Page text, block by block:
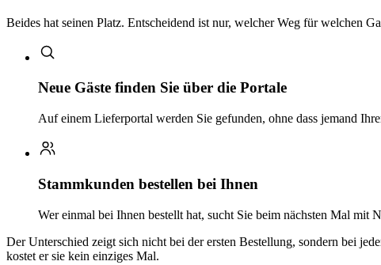
Beides hat seinen Platz. Entscheidend ist nur, welcher Weg für welchen
Neue Gäste finden Sie über die Portale
Auf einem Lieferportal werden Sie gefunden, ohne dass jemand
Stammkunden bestellen bei Ihnen
Wer einmal bei Ihnen bestellt hat, sucht Sie beim nächsten Mal mit
Der Unterschied zeigt sich nicht bei der ersten Bestellung, sondern bei
kostet er sie kein einziges Mal.